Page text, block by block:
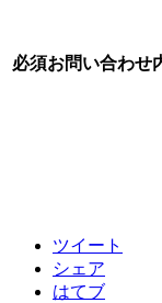
必須お問い合わせ
ツイート
シェア
はてブ